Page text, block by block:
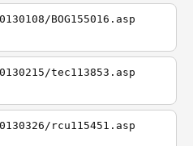
BOG155016.asp
tec113853.asp
rcu115451.asp